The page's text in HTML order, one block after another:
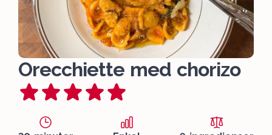
Orecchiette med chorizo